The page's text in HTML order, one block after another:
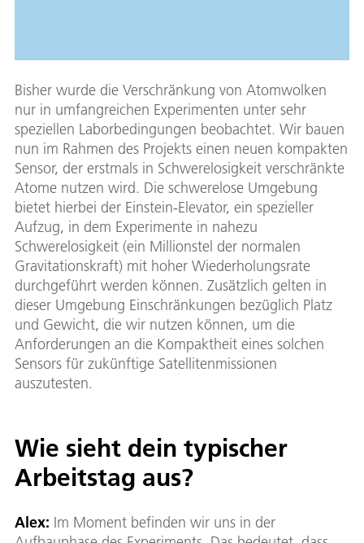
Bisher wurde die Verschränkung von Atomwolken
nur in umfangreichen Experimenten unter sehr
speziellen Laborbedingungen beobachtet. Wir bauen
nun im Rahmen des Projekts einen neuen kompakten
Sensor, der erstmals in Schwerelosigkeit verschränkte
Atome nutzen wird. Die schwerelose Umgebung
bietet hierbei der Einstein-Elevator, ein spezieller
Aufzug, in dem Experimente in nahezu
Schwerelosigkeit (ein Millionstel der normalen
Gravitationskraft) mit hoher Wiederholungsrate
durchgeführt werden können. Zusätzlich gelten in
dieser Umgebung Einschränkungen bezüglich Platz
und Gewicht, die wir nutzen können, um die
Anforderungen an die Kompaktheit eines solchen
Sensors für zukünftige Satellitenmissionen
auszutesten.
Wie sieht dein typischer
Arbeitstag aus?
Alex: Im Moment befinden wir uns in der